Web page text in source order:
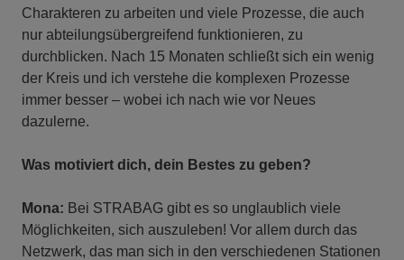
Charakteren zu arbeiten und viele Prozesse, die auch
nur abteilungsübergreifend funktionieren, zu
durchblicken. Nach 15 Monaten schließt sich ein wenig
der Kreis und ich verstehe die komplexen Prozesse
immer besser – wobei ich nach wie vor Neues
dazulerne.
Was motiviert dich, dein Bestes zu geben?
Mona: Bei STRABAG gibt es so unglaublich viele
Möglichkeiten, sich auszuleben! Vor allem durch das
Netzwerk, das man sich in den verschiedenen Stationen